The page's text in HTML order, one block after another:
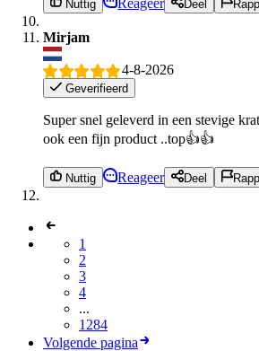
Nuttig Deel
Mirjam
4-8-2026
Geverifieerd
Super snel geleverd in een stevige
ook een fijn product ..top👍👍
Nuttig Reageer Deel
1
2
3
4
...
1284
Volgende pagina